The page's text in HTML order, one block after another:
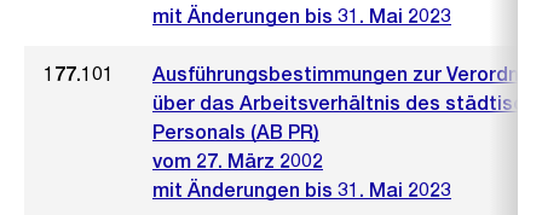
mit Änderungen bis 31. Mai 2023
177.101
Ausführungsbestimmungen zur
über das Arbeitsverhältnis des
Personals (AB PR)
vom 27. März 2002
mit Änderungen bis 31. Mai 2023